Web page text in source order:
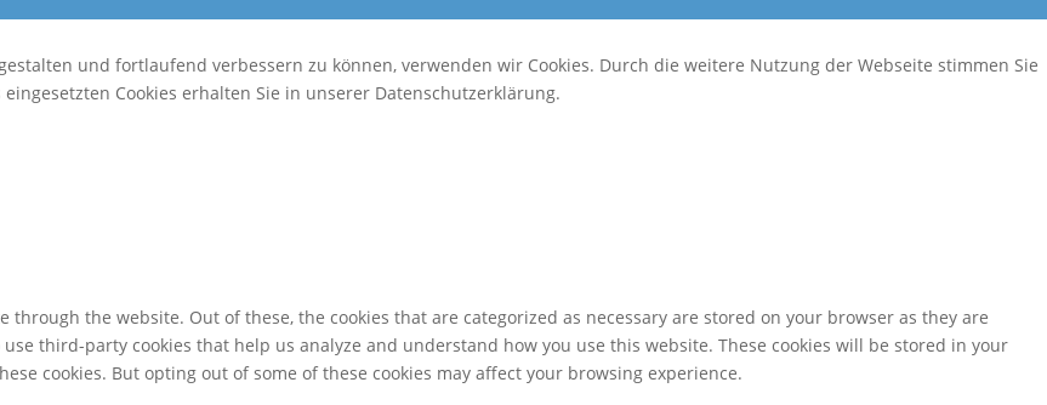
und fortlaufend verbessern zu können, verwenden wir Cookies. Durch die weitere Nutzung der Webseite stimmen Sie
Cookies erhalten Sie in unserer Datenschutzerklärung.
the website. Out of these, the cookies that are categorized as necessary are stored on your browser as they are
third-party cookies that help us analyze and understand how you use this website. These cookies will be stored in your
cookies. But opting out of some of these cookies may affect your browsing experience.